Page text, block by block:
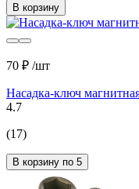
В корзину
70 ₽ /шт
Насадка-ключ
4.7
(17)
В корзину по 5